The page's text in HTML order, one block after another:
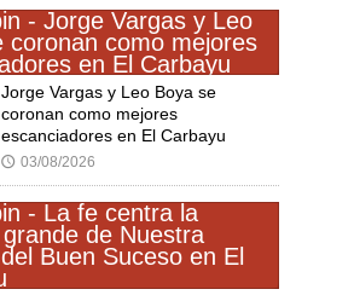
Jorge Vargas y Leo Boya se
coronan como mejores
escanciadores en El Carbayu
🕔 03/08/2026